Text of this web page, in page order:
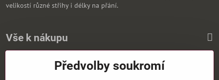
velikostí různé střihy i délky na přání.
Vše k nákupu
Zasíláme i na SlovenskoPředvolby soukromí